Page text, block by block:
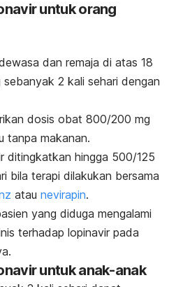
untuk orang
dan remaja di atas 18
2 kali sehari dengan
dosis obat 800/200 mg
tanpa makanan.
ditingkatkan hingga 500/125
bila terapi dilakukan bersama
atau nevirapin.
yang diduga mengalami
terhadap lopinavir pada
untuk anak-anak